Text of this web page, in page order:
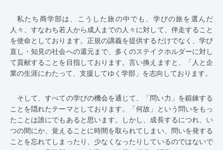
私たち商学部は、こうした旅の中でも、学びの旅を選んだ
人々、すなわち若人から成人までの人々に対して、伴走すること
を使命としております。正規の講義を提供するだけでなく、学び
直し・知見の社会への還元まで、多くのステイクホルダーに対し
て貢献することを目指しております。言い換えますと、「人と企
業の生涯にわたって、支援してゆく学部」を志向しております。
そして、すべての学びの機会を通じて、「問い力」を鍛錬する
ことを隠れたテーマとしております。「何故」という問いをもっ
たことは誰にでもあると思います。しかし、成長するにつれ、い
つの間にか、覚えることに時間を取られてしまい、問いを発する
ことを忘れてしまったり、少なくなったりしているのではないで